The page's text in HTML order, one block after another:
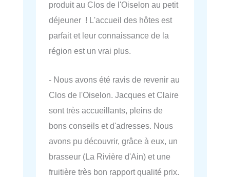
produit au Clos de l'Oiselon au petit
déjeuner ! L'accueil des hôtes est
parfait et leur connaissance de la
région est un vrai plus.
- Nous avons été ravis de revenir au
Clos de l'Oiselon. Jacques et Claire
sont très accueillants, pleins de
bons conseils et d'adresses. Nous
avons pu découvrir, grâce à eux, un
brasseur (La Rivière d'Ain) et une
fruitière très bon rapport qualité prix.